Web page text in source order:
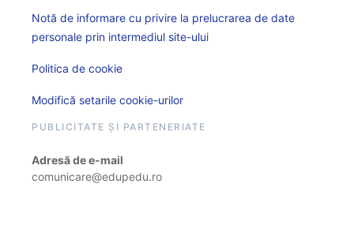
Notă de informare cu privire la prelucrarea de date
personale prin intermediul site-ului
Politica de cookie
Modifică setarile cookie-urilor
PUBLICITATE ȘI PARTENERIATE
Adresă de e-mail
comunicare@edupedu.ro